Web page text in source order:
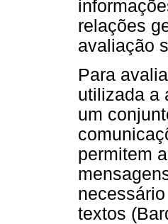
relações
avaliação
Para
utilizada a
um
permitem
textos